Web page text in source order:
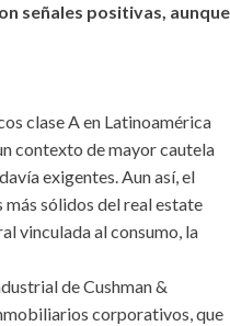
señales positivas,
clase A en Latinoamérica
contexto de mayor cautela
exigentes. Aun así, el
sólidos del real estate
vinculada al consumo, la
de Cushman &
corporativos, que